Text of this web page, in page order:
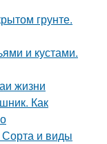
грунте.
и кустами.
жизни
Как
Сорта и виды